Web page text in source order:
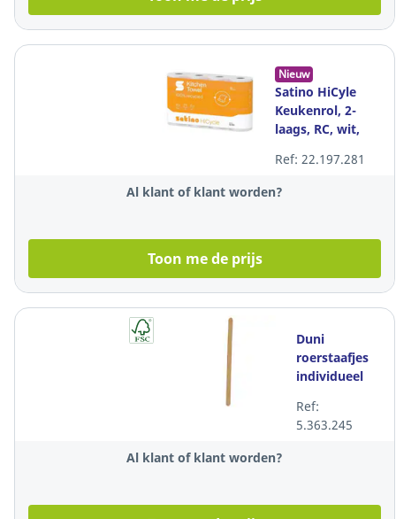
Nieuw
Satino HiCyle
Keukenrol, 2-
laags, RC, wit,
Ref: 22.197.281
Al klant of klant worden?
Toon me de prijs
Duni
roerstaafjes
individueel
114 mm, pak
van 100
Ref:
5.363.245
Al klant of klant worden?